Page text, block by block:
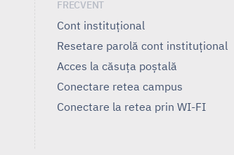
FRECVENT
Cont instituțional
Resetare parolă cont instituțional
Acces la căsuța poștală
Conectare retea campus
Conectare la retea prin WI-FI